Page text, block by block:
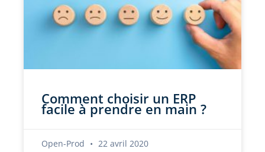
Comment choisir un ERP
facile à prendre en main ?
Open-Prod 22 avril 2020